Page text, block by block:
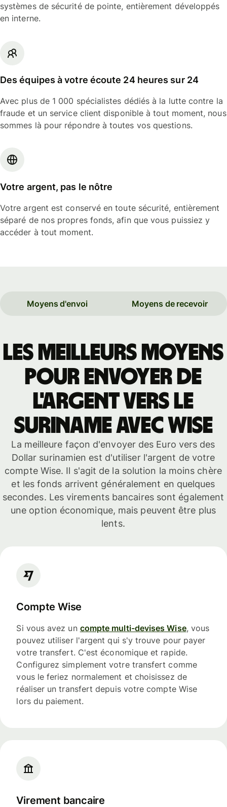
systèmes de sécurité de pointe, entièrement développés
en interne.
Des équipes à votre écoute 24 heures sur 24
Avec plus de 1 000 spécialistes dédiés à la lutte contre la
fraude et un service client disponible à tout moment, nous
sommes là pour répondre à toutes vos questions.
Votre argent, pas le nôtre
Votre argent est conservé en toute sécurité, entièrement
séparé de nos propres fonds, afin que vous puissiez y
accéder à tout moment.
Moyens d'envoi Moyens de recevoir
Les meilleurs moyens
pour envoyer de
l'argent vers le
Suriname avec Wise
La meilleure façon d'envoyer des Euro vers des
Dollar surinamien est d'utiliser l'argent de votre
compte Wise. Il s'agit de la solution la moins chère
et les fonds arrivent généralement en quelques
secondes. Les virements bancaires sont également
une option économique, mais peuvent être plus
lents.
Compte Wise
Si vous avez un compte multi-devises Wise, vous
pouvez utiliser l'argent qui s'y trouve pour payer
votre transfert. C'est économique et rapide.
Configurez simplement votre transfert comme
vous le feriez normalement et choisissez de
réaliser un transfert depuis votre compte Wise
lors du paiement.
Virement bancaire